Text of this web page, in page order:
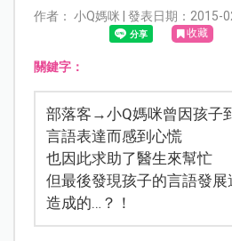
作者： 小Q媽咪 | 發表日期：2015-
收藏
關鍵字：
部落客→小Q媽咪曾因孩子
言語表達而感到心慌
也因此求助了醫生來幫忙
但最後發現孩子的言語發展
造成的…？！